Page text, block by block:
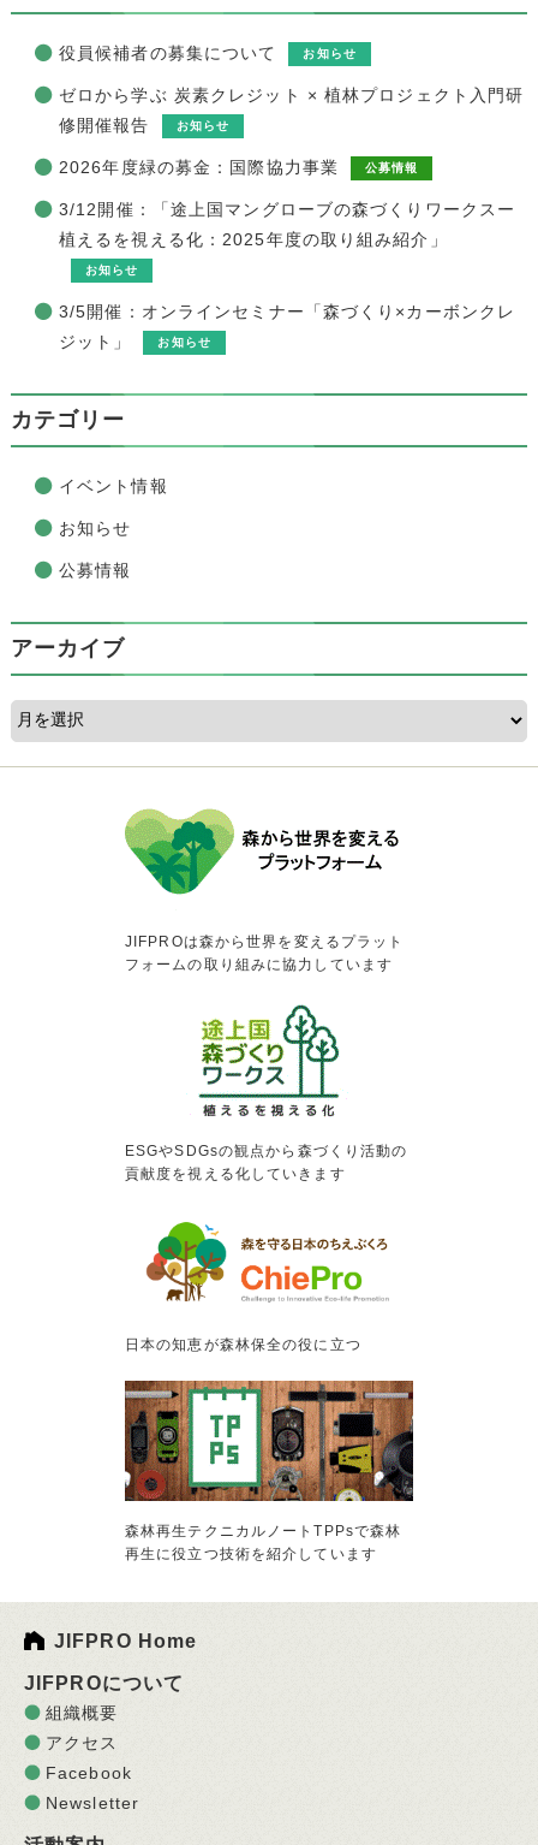
役員候補者の募集について お知らせ
ゼロから学ぶ 炭素クレジット × 植林プロジェクト入門研
修開催報告
お知らせ
2026年度緑の募金：国際協力事業 公募情報
3/12開催：「途上国マングローブの森づくりワークスー
植えるを視える化：2025年度の取り組み紹介」
お知らせ
3/5開催：オンラインセミナー「森づくり×カーボンクレ
ジット」
お知らせ
カテゴリー
イベント情報
お知らせ
公募情報
アーカイブ
JIFPROは森から世界を変えるプラット
フォームの取り組みに協力しています
ESGやSDGsの観点から森づくり活動の
貢献度を視える化していきます
日本の知恵が森林保全の役に立つ
森林再生テクニカルノートTPPsで森林
再生に役立つ技術を紹介しています
JIFPRO Home
JIFPROについて
組織概要
アクセス
Facebook
Newsletter